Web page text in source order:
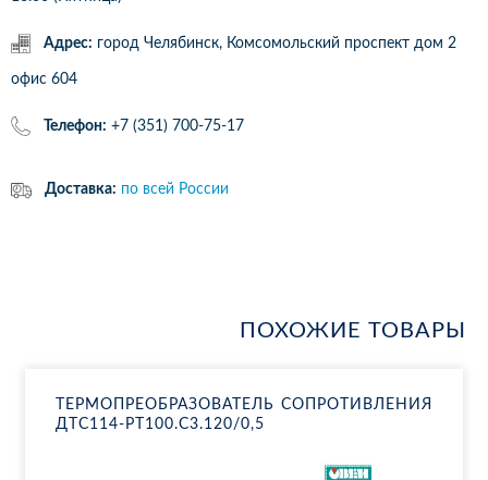
Адрес: город Челябинск, Комсомольский проспект дом 2
офис 604
Телефон: +7 (351) 700-75-17
Доставка: по всей России
ПОХОЖИЕ ТОВАРЫ
ТЕР­МО­ПРЕ­ОБ­РА­ЗО­ВА­ТЕЛЬ СО­ПРО­ТИВ­ЛЕ­НИЯ
ДТ­С114-РТ100.С3.120/0,5